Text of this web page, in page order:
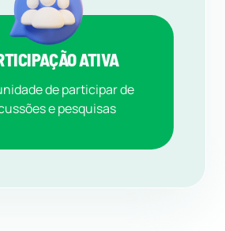
ATIVA
de participar de
e pesquisas